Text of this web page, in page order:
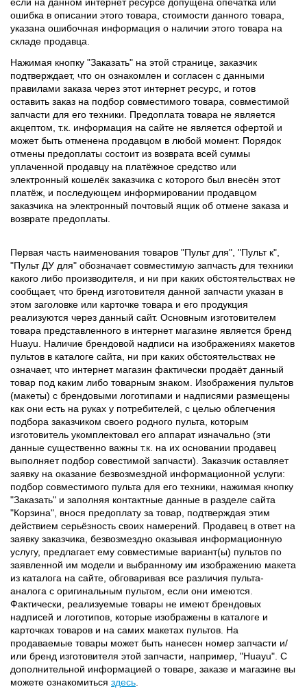
ошибка в описании этого товара, стоимости данного товара,
указана ошибочная информация о наличии этого товара на
складе продавца.
Нажимая кнопку "Заказать" на этой странице, заказчик
подтверждает, что он ознакомлен и согласен с данными
правилами заказа через этот интернет ресурс, и готов
оставить заказ на подбор совместимого товара, совместимой
запчасти для его техники. Предоплата товара не является
акцептом, т.к. информация на сайте не является офертой и
может быть отменена продавцом в любой момент. Порядок
отмены предоплаты состоит из возврата всей суммы
уплаченной продавцу на платёжное средство или
электронный кошелёк заказчика с которого был внесён этот
платёж, и последующем информировании продавцом
заказчика на электронный почтовый ящик об отмене заказа и
возврате предоплаты.
Первая часть наименования товаров "Пульт для", "Пульт к",
"Пульт ДУ для" обозначает совместимую запчасть для техники
какого либо производителя, и ни при каких обстоятельствах не
сообщает, что бренд изготовителя данной запчасти указан в
этом заголовке или карточке товара и его продукция
реализуются через данный сайт. Основным изготовителем
товара представленного в интернет магазине является бренд
Huayu. Наличие брендовой надписи на изображениях макетов
пультов в каталоге сайта, ни при каких обстоятельствах не
означает, что интернет магазин фактически продаёт данный
товар под каким либо товарным знаком. Изображения пультов
(макеты) с брендовыми логотипами и надписями размещены
как они есть на руках у потребителей, с целью облегчения
подбора заказчиком своего родного пульта, которым
изготовитель укомплектовал его аппарат изначально (эти
данные существенно важны т.к. на их основании продавец
выполняет подбор совестимой запчасти). Заказчик оставляет
заявку на оказание безвозмездной информационной услуги:
подбор совместимого пульта для его техники, нажимая кнопку
"Заказать" и заполняя контактные данные в разделе сайта
"Корзина", внося предоплату за товар, подтверждая этим
действием серьёзность своих намерений. Продавец в ответ на
заявку заказчика, безвозмездно оказывая информационную
услугу, предлагает ему совместимые вариант(ы) пультов по
заявленной им модели и выбранному им изображению макета
из каталога на сайте, обговаривая все различия пульта-
аналога с оригинальным пультом, если они имеются.
Фактически, реализуемые товары не имеют брендовых
надписей и логотипов, которые изображены в каталоге и
карточках товаров и на самих макетах пультов. На
продаваемые товары может быть нанесен номер запчасти и/
или бренд изготовителя этой запчасти, например, "Huayu". С
дополнительной информацией о товаре, заказе и магазине вы
можете ознакомиться здесь